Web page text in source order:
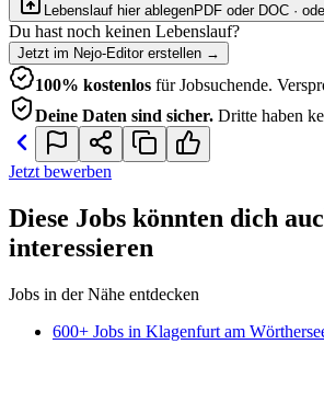
Lebenslauf hier ablegenPDF oder DOC ·
Du hast noch keinen Lebenslauf?
Jetzt im Nejo-Editor erstellen →
100% kostenlos für Jobsuchende.
Deine Daten sind sicher. Dritte haben
Jetzt bewerben
Diese Jobs könnten dich
interessieren
Jobs in der Nähe entdecken
600+ Jobs in Klagenfurt am